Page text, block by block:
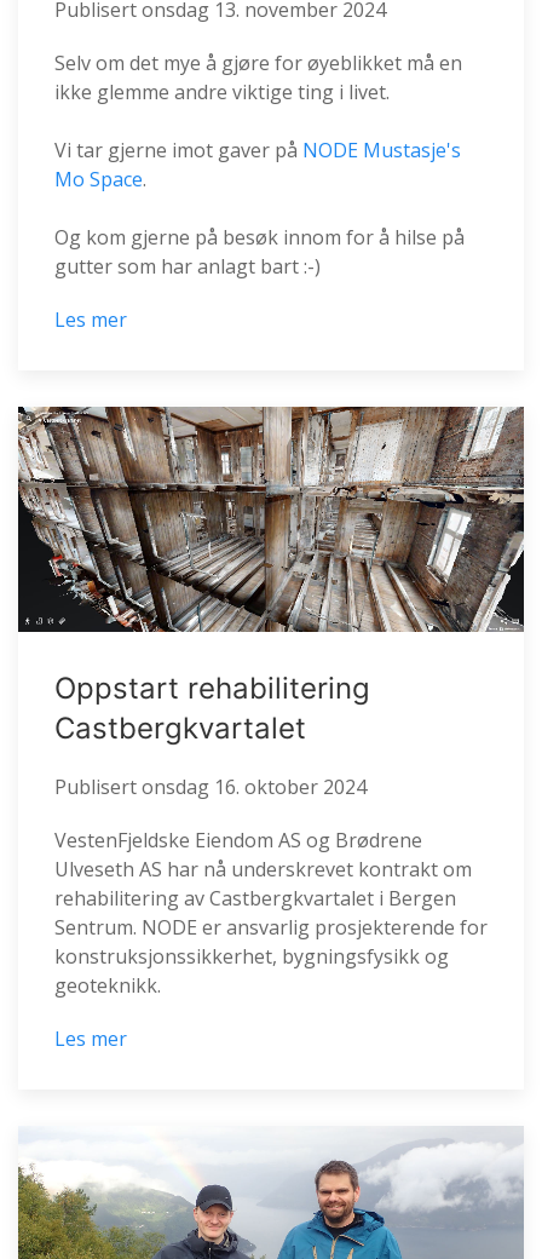
Publisertonsdag 13. november 2024
Selv om det mye å gjøre for øyeblikket må en
ikke glemme andre viktige ting i livet.
Vi tar gjerne imot gaver på NODE Mustasje's
Mo Space.
Og kom gjerne på besøk innom for å hilse på
gutter som har anlagt bart :-)
Les mer
Oppstart rehabilitering
Castbergkvartalet
Publisertonsdag 16. oktober 2024
VestenFjeldske Eiendom AS og Brødrene
Ulveseth AS har nå underskrevet kontrakt om
rehabilitering av Castbergkvartalet i Bergen
Sentrum. NODE er ansvarlig prosjekterende for
konstruksjonssikkerhet, bygningsfysikk og
geoteknikk.
Les mer